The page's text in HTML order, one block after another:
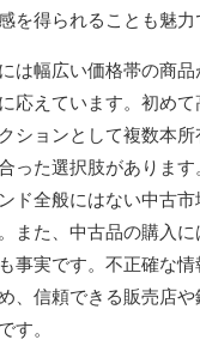
を得られることも魅力
は幅広い価格帯の商
応えています。初め
ションとして複数本所
った選択肢がありま
ド全般にはない中古
また、中古品の購入
事実です。不正確な情
、信頼できる販売店
す。